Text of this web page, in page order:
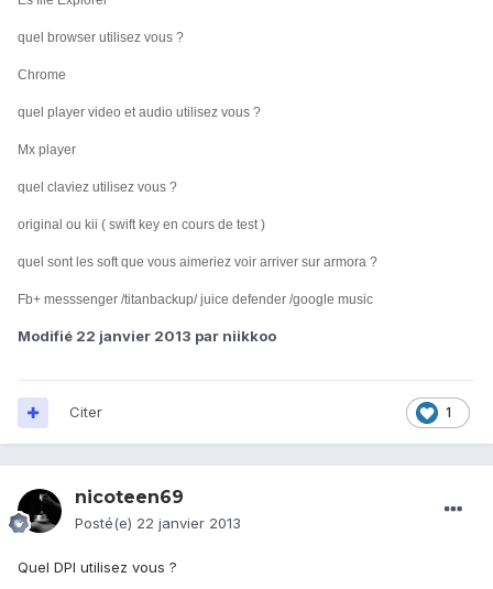
quel browser utilisez vous ?
Chrome
quel player video et audio utilisez vous ?
Mx player
quel claviez utilisez vous ?
original ou kii ( swift key en cours de test )
quel sont les soft que vous aimeriez voir arriver sur armora ?
Fb+ messsenger /titanbackup/ juice defender /google music
Modifié 22 janvier 2013 par niikkoo
1
Citer
nicoteen69
Posté(e) 22 janvier 2013
Quel DPI utilisez vous ?